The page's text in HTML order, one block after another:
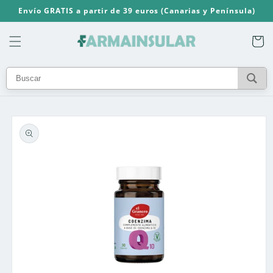
directamente
al contenido
Envío GRATIS a partir de 39 euros (Canarias y Península)
Carrito
directamente
a la
información